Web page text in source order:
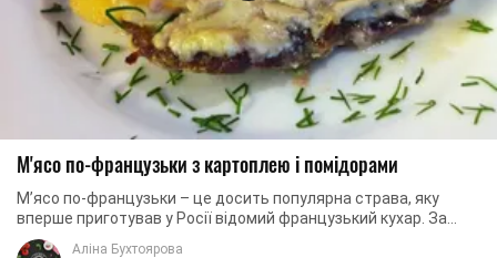
М'ясо по-французьки з картоплею і помідорами
М’ясо по-французьки – це досить популярна страва, яку
вперше приготував у Росії відомий французький кухар. За
класичним рецептом вона містить ...
Аліна Бухтоярова